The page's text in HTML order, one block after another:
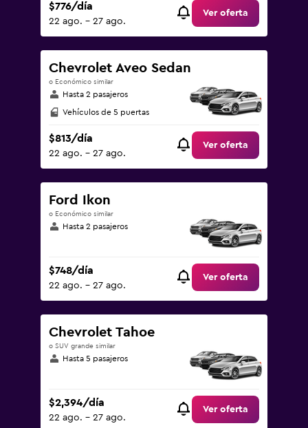
$776/día
22 ago. - 27 ago.
Ver oferta
Chevrolet Aveo Sedan
o Económico similar
Hasta 2 pasajeros
Vehículos de 5 puertas
$813/día
22 ago. - 27 ago.
Ver oferta
Ford Ikon
o Económico similar
Hasta 2 pasajeros
$748/día
22 ago. - 27 ago.
Ver oferta
Chevrolet Tahoe
o SUV grande similar
Hasta 5 pasajeros
$2,394/día
22 ago. - 27 ago.
Ver oferta